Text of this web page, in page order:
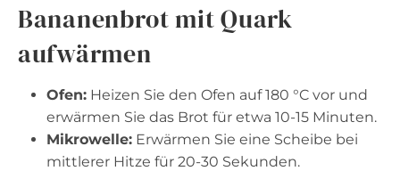
Bananenbrot mit Quark
aufwärmen
Ofen: Heizen Sie den Ofen auf 180 °C vor und
erwärmen Sie das Brot für etwa 10-15 Minuten.
Mikrowelle: Erwärmen Sie eine Scheibe bei
mittlerer Hitze für 20-30 Sekunden.